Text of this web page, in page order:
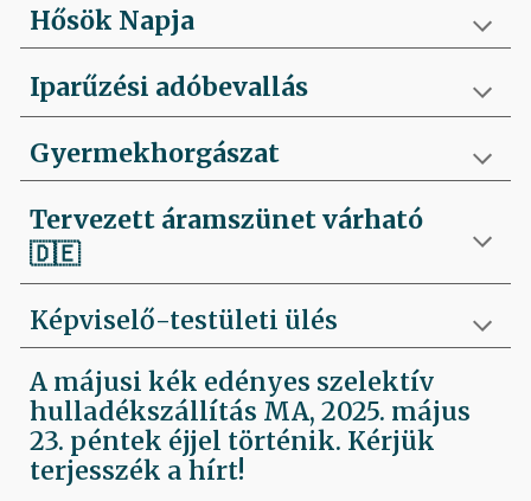
Hősök Napja
Iparűzési adóbevallás
Gyermekhorgászat
Tervezett áramszünet várható
🇩🇪
Képviselő-testületi ülés
A májusi kék edényes szelektív
hulladékszállítás MA, 2025. május
23. péntek éjjel történik. Kérjük
terjesszék a hírt!